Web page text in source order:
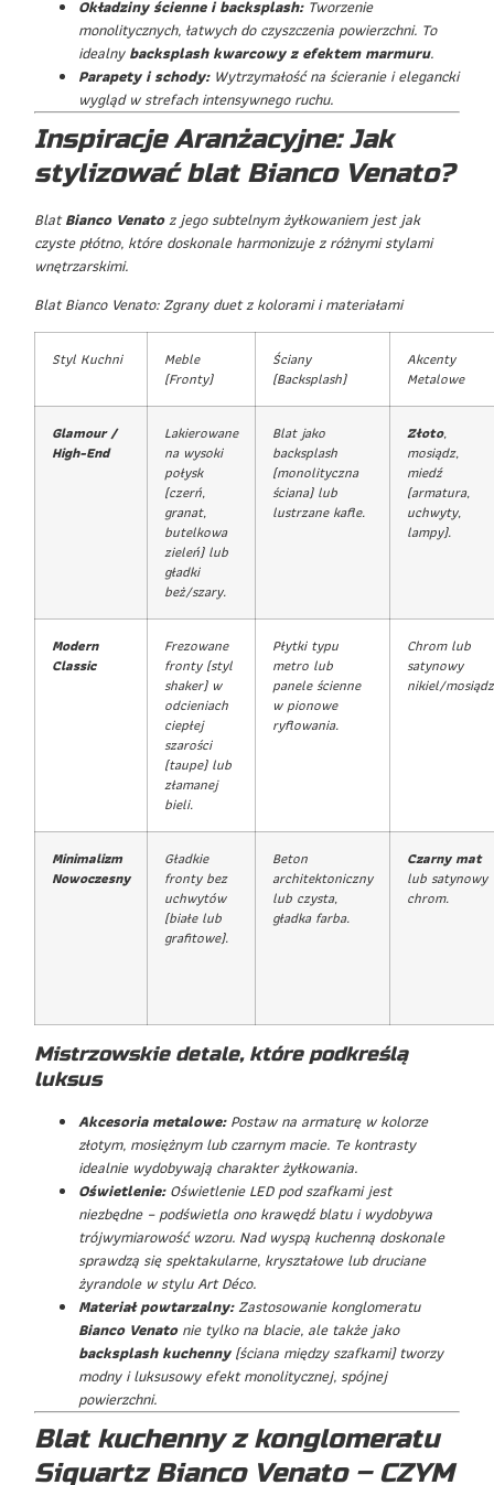
Okładziny ścienne i backsplash:Tworzenie
monolitycznych, łatwych do czyszczenia powierzchni. To
idealnybacksplash kwarcowy z efektem marmuru.
Parapety i schody:Wytrzymałość na ścieranie i elegancki
wygląd w strefach intensywnego ruchu.
Inspiracje Aranżacyjne: Jak
stylizować blat Bianco Venato?
BlatBianco Venatoz jego subtelnym żyłkowaniem jest jak
czyste płótno, które doskonale harmonizuje z różnymi stylami
wnętrzarskimi.
Blat Bianco Venato: Zgrany duet z kolorami i materiałami
Styl Kuchni
Meble
(Fronty)
Ściany
(Backsplash)
Akcenty
Metalowe
Glamour /
High-End
Lakierowane
na wysoki
połysk
(czerń,
granat,
butelkowa
zieleń) lub
gładki
beż/szary.
Blat jako
backsplash
(monolityczna
ściana) lub
lustrzane kafle.
Złoto,
mosiądz,
miedź
(armatura,
uchwyty,
lampy).
Modern
Classic
Frezowane
fronty (styl
shaker) w
odcieniach
ciepłej
szarości
(taupe) lub
złamanej
bieli.
Płytki typu
metro lub
panele ścienne
w pionowe
ryflowania.
Chrom lub
satynowy
nikiel/
Minimalizm
Nowoczesny
Gładkie
fronty bez
uchwytów
(białe lub
grafitowe).
Beton
architektoniczny
lub czysta,
gładka farba.
Czarny mat
lub satynowy
chrom.
Mistrzowskie detale, które podkreślą
luksus
Akcesoria metalowe:Postaw na armaturę w kolorze
złotym, mosiężnym lub czarnym macie. Te kontrasty
idealnie wydobywają charakter żyłkowania.
Oświetlenie:Oświetlenie LED pod szafkami jest
niezbędne – podświetla ono krawędź blatu i wydobywa
trójwymiarowość wzoru. Nad wyspą kuchenną doskonale
sprawdzą się spektakularne, kryształowe lub druciane
żyrandole w stylu Art Déco.
Materiał powtarzalny:Zastosowanie konglomeratu
Bianco Venatonie tylko na blacie, ale także jako
backsplash kuchenny(ściana między szafkami) tworzy
modny i luksusowy efekt monolitycznej, spójnej
powierzchni.
Blat kuchenny z konglomeratu
Siquartz Bianco Venato – CZYM